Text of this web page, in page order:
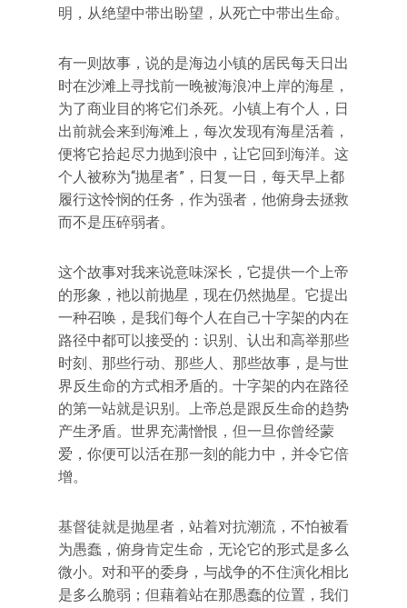
明，从绝望中带出盼望，从死亡中带出生命。
有一则故事，说的是海边小镇的居民每天日出
时在沙滩上寻找前一晚被海浪冲上岸的海星，
为了商业目的将它们杀死。小镇上有个人，日
出前就会来到海滩上，每次发现有海星活着，
便将它拾起尽力抛到浪中，让它回到海洋。这
个人被称为“抛星者”，日复一日，每天早上都
履行这怜悯的任务，作为强者，他俯身去拯救
而不是压碎弱者。
这个故事对我来说意味深长，它提供一个上帝
的形象，衪以前抛星，现在仍然抛星。它提出
一种召唤，是我们每个人在自己十字架的内在
路径中都可以接受的：识别、认出和高举那些
时刻、那些行动、那些人、那些故事，是与世
界反生命的方式相矛盾的。十字架的内在路径
的第一站就是识别。上帝总是跟反生命的趋势
产生矛盾。世界充满憎恨，但一旦你曾经蒙
爱，你便可以活在那一刻的能力中，并令它倍
增。
基督徒就是抛星者，站着对抗潮流，不怕被看
为愚蠢，俯身肯定生命，无论它的形式是多么
微小。对和平的委身，与战争的不住演化相比
是多么脆弱；但藉着站在那愚蠢的位置，我们